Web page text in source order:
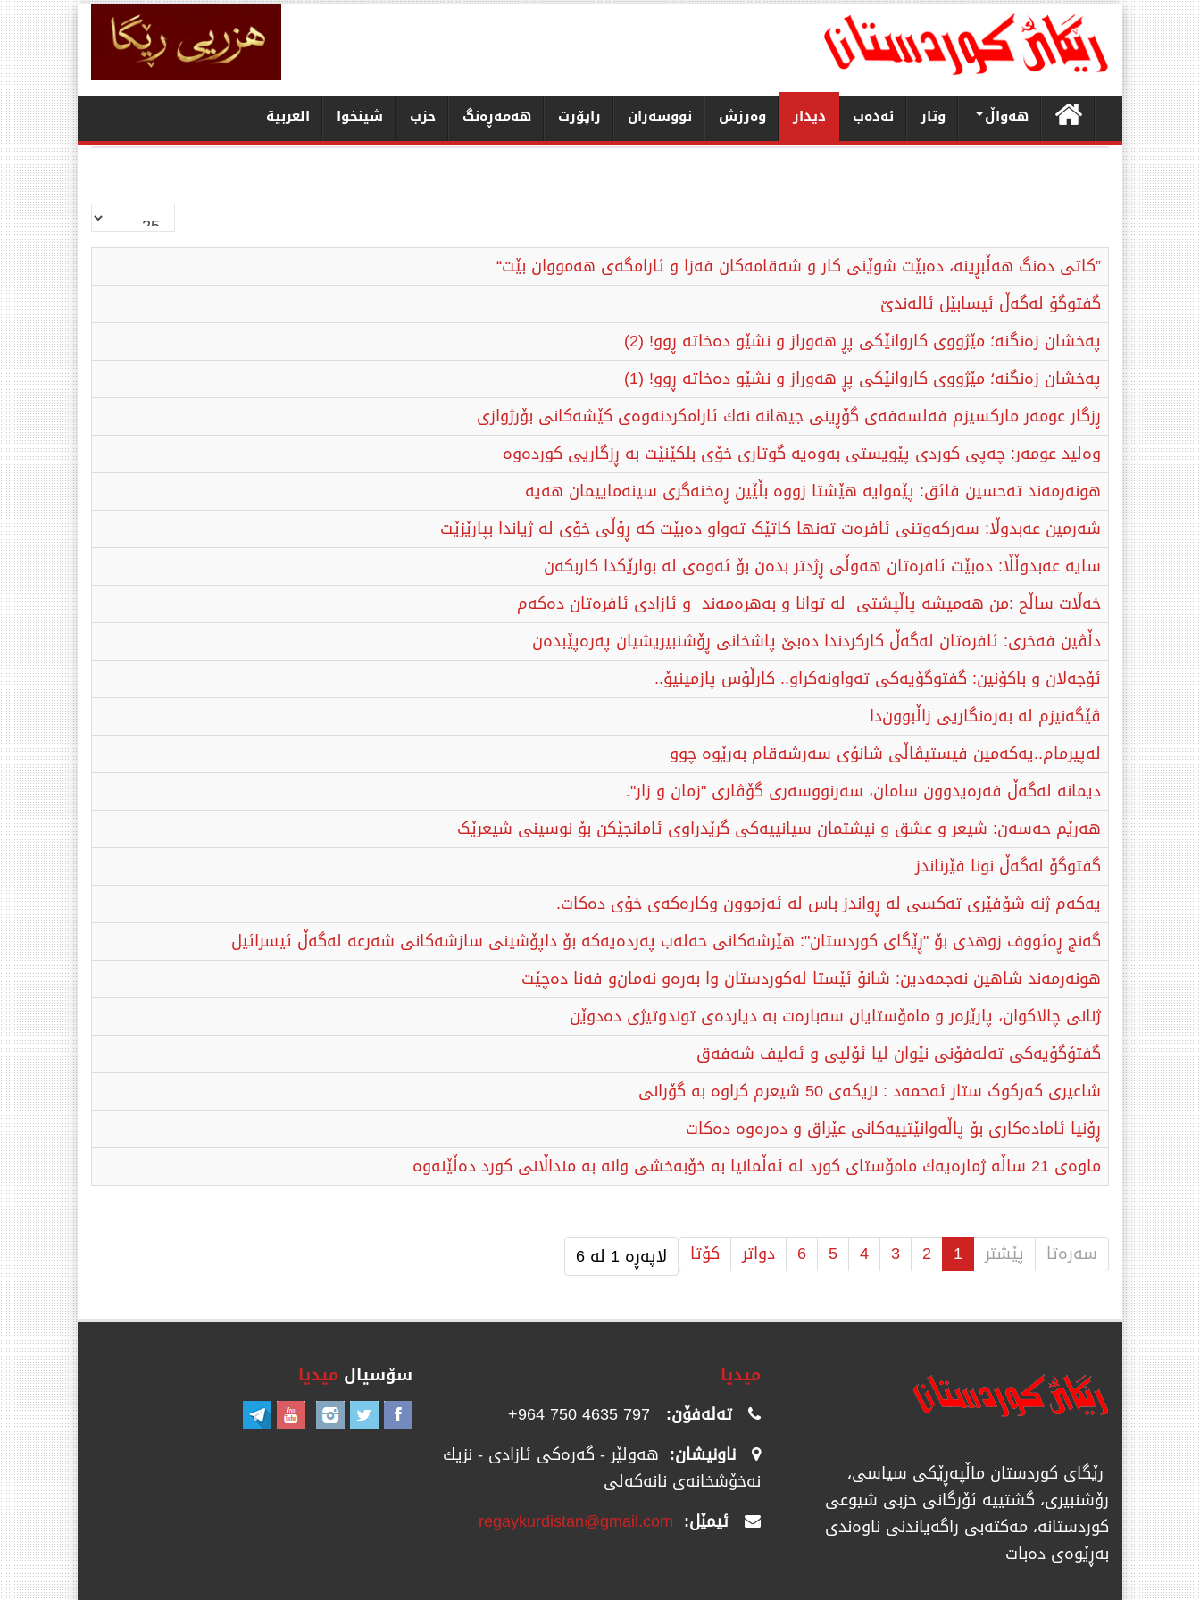
هەواڵ وتار ئەدەب دیدار وەرزش نووسەران راپۆرت هەمەڕەنگ حزب شينخوا العربیة
نمایش
#
”کاتی دەنگ ھەڵبڕینە، دەبێت شوێنی کار و شەقامەکان فەزا و ئارامگەی ھەمووان بێت“
گفتوگۆ لەگەڵ ئیسابێل ئالەندێ
پەخشان زەنگنە؛ مێژووی کاروانێکی پڕ هەوراز و نشێو دەخاتە ڕوو! (2)
پەخشان زەنگنە؛ مێژووی کاروانێکی پڕ ھەوراز و نشێو دەخاتە ڕوو! (1)
ڕزگار عومەر مارکسیزم فەلسەفەی گۆڕینی جیھانە نەك ئارامکردنەوەی کێشەکانی بۆرژوازی
وەلید عومەر: چه‌پی كوردی پێویستی بەوەیه گوتاری خۆی بلكێنێت به ڕزگاریی كوردەوه
هونەرمەند تەحسین فائق: پێموایە هێشتا زووە بڵێین ڕەخنەگری سینەماییمان هەیە
شەرمین عەبدوڵا: سەرکەوتنی ئافرەت تەنها کاتێک تەواو دەبێت کە ڕۆڵی خۆی لە ژیاندا بپارێزێت
سایە عەبدوڵڵا: دەبێت ئافرەتان هەوڵی ڕژدتر بدەن بۆ ئەوەی لە بوارێکدا کاربکەن
خەڵات ساڵح :من هەمیشە پاڵپشتی لە توانا و بەهرەمەند و ئازادی ئافرەتان دەکەم
دڵڤین فەخری: ئافرەتان لەگەڵ کارکردندا دەبێ پاشخانی ڕۆشنبیریشیان پەرەپێبدەن
ئۆجەلان و باکۆنین: گفتوگۆیەکی تەواونەکراو.. کارڵۆس پازمینیۆ..
ڤێگەنیزم لە بەرەنگاریی زاڵبوون‌دا‌
لەپیرمام..یەكەمین فیستیڤاڵی شانۆی سەرشەقام بەرێوە چوو
دیمانە لەگەڵ فەرەیدوون سامان، سەرنووسەری گۆڤاری "زمان و زار".
هەرێم حەسەن: شیعر و عشق و نیشتمان سیانییەکی گرێدراوی ئامانجێکن بۆ نوسینی شیعرێک
گفتوگۆ لەگەڵ نونا فێرناندز
یەكەم ژنە شۆفێری تەكسی لە ڕواندز باس لە ئەزموون وکارەکەی خۆی دەکات.
​گەنج ڕەئووف زوهدی بۆ "ڕێگای کوردستان": هێرشەکانی حەلەب پەردەیەکە بۆ داپۆشینی سازشەکانی شەرعە لەگەڵ ئیسرائیل
هونەرمەند شاهین نەجمەدین: شانۆ ئێستا لەكوردستان وا بەرەو نەمان‌و فەنا دەچێت‌
ژنانی چالاکوان، پارێزەر و مامۆستایان سەبارەت بە دیاردەی توندوتیژی دەدوێن
گفتۆگۆیەکی تەلەفۆنی نێوان لیا ئۆلپی و ئەلیف شەفەق
شاعیری کەرکوک ستار ئەحمەد : نزیکەی 50 شیعرم کراوە بە گۆرانی
ڕۆنیا ئامادەكاری بۆ پاڵەوانێتییەكانی عێراق و دەرەوە دەكات
ماوەی 21 ساڵە ژمارەیەك مامۆستای كورد لە ئەڵمانیا بە خۆبەخشی وانە بە منداڵانی كورد دەڵێنەوە
لاپەڕە 1 لە 6 سەرەتا پێشتر 1
2
3
4
5
6 دواتر كۆتا
رێگای كوردستان ماڵپەڕێكی سیاسی،
رۆشنبیری، گشتییە ئۆرگانی حزبی شیوعی
كوردستانە، مەكتەبی راگەیاندنی ناوەندی
بەڕێوەی دەبات
میدیا
تەلەفۆن:
ناونیشان: هەولێر - گەرەکی ئازادی - نزیك
نەخۆشخانەی نانەکەلی
ئیمێل: regaykurdistan@gmail.com
سۆسیال میدیا